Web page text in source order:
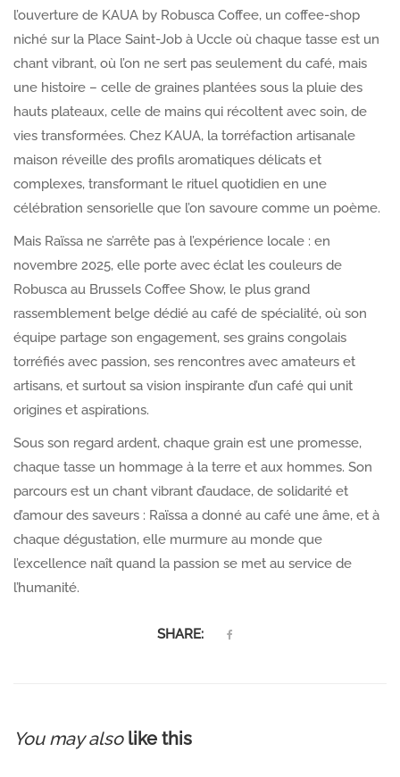
l’ouverture de KAUA by Robusca Coffee, un coffee-shop
niché sur la Place Saint-Job à Uccle où chaque tasse est un
chant vibrant, où l’on ne sert pas seulement du café, mais
une histoire – celle de graines plantées sous la pluie des
hauts plateaux, celle de mains qui récoltent avec soin, de
vies transformées. Chez KAUA, la torréfaction artisanale
maison réveille des profils aromatiques délicats et
complexes, transformant le rituel quotidien en une
célébration sensorielle que l’on savoure comme un poème.
Mais Raïssa ne s’arrête pas à l’expérience locale : en
novembre 2025, elle porte avec éclat les couleurs de
Robusca au Brussels Coffee Show, le plus grand
rassemblement belge dédié au café de spécialité, où son
équipe partage son engagement, ses grains congolais
torréfiés avec passion, ses rencontres avec amateurs et
artisans, et surtout sa vision inspirante d’un café qui unit
origines et aspirations.
Sous son regard ardent, chaque grain est une promesse,
chaque tasse un hommage à la terre et aux hommes. Son
parcours est un chant vibrant d’audace, de solidarité et
d’amour des saveurs : Raïssa a donné au café une âme, et à
chaque dégustation, elle murmure au monde que
l’excellence naît quand la passion se met au service de
l’humanité.
SHARE:
You may also like this